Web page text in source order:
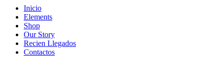
panel
panel
panel
Inicio
Elements
Shop
Our Story
Recien Llegados
Contactos